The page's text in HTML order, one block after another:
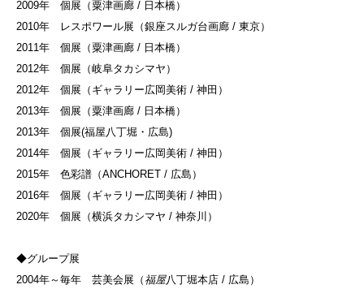
2009年 個展（粟津画廊 / 日本橋）
2010年 レスポワール展（銀座スルガ台画廊 / 東京）
2011年 個展（粟津画廊 / 日本橋）
2012年 個展（岐阜タカシマヤ）
2012年 個展（ギャラリー広岡美術 / 神田）
2013年 個展（粟津画廊 / 日本橋）
2013年 個展(福屋八丁堀・広島)
2014年 個展（ギャラリー広岡美術 / 神田）
2015年 色彩譜（ANCHORET / 広島）
2016年 個展（ギャラリー広岡美術 / 神田）
2020年 個展（横浜タカシマヤ / 神奈川）
◆グループ展
2004年～毎年 芸美会展（ 福屋八丁堀本店 / 広島）